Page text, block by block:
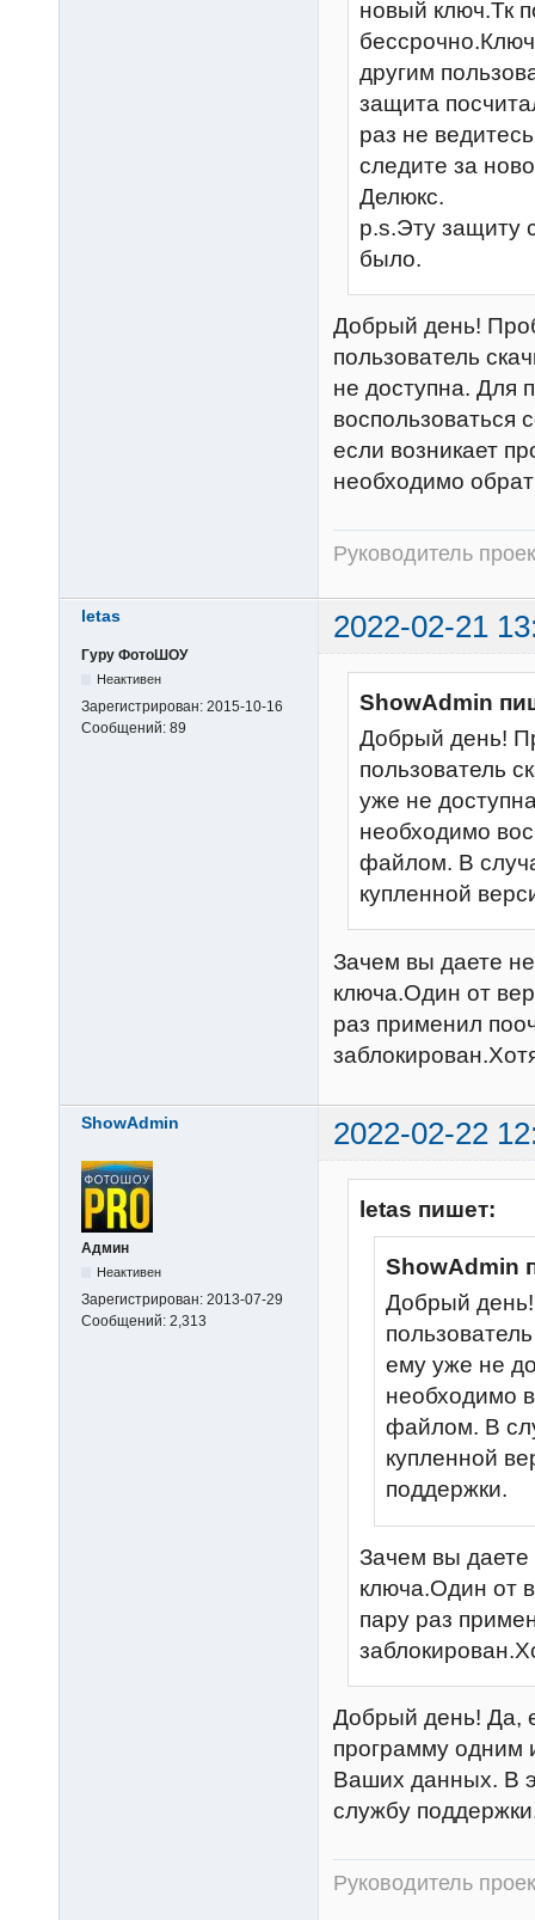
новый ключ.Тк
другим
защита
раз не
следите за
Делюкс.
p.s.Эту защиту
было.
Добрый день!
пользователь
не доступна. Для
если возникает
необходимо
Руководитель
letas 2022-02-21
Гуру ФотоШОУ
Неактивен
Зарегистрирован: 2015-10-16
Сообщений: 89
ShowAdmin
Добрый день!
пользователь
уже не
необходимо
файлом. В
купленной
Зачем вы даете
ключа.Один от
раз применил
ShowAdmin 2022-02-22
Админ
Неактивен
Зарегистрирован: 2013-07-29
Сообщений: 2,313
letas пишет:
ShowAdmin
Добрый день!
ему уже не
необходимо
файлом. В
купленной
поддержки.
Зачем вы
ключа.Один от
пару раз
Добрый день! Да,
программу одним
Ваших данных. В
службу
Руководитель